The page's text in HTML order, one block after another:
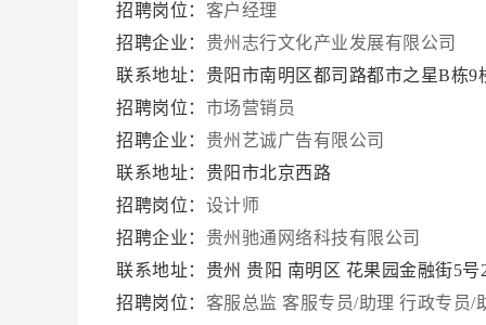
招聘岗位： 客户经理
招聘企业： 贵州志行文化产业发展有限公司
联系地址：贵阳市南明区都司路都市之星B栋9
招聘岗位： 市场营销员
招聘企业： 贵州艺诚广告有限公司
联系地址：贵阳市北京西路
招聘岗位： 设计师
招聘企业： 贵州驰通网络科技有限公司
联系地址：贵州 贵阳 南明区 花果园金融街5号
招聘岗位： 客服总监 客服专员/助理 行政专员/